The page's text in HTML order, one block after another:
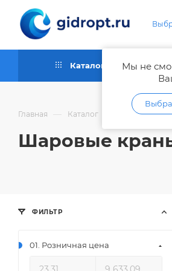
Мы не
Каталог
Главная — Каталог Трубы и
Шаровые
ФИЛЬТР
01. Розничная цена